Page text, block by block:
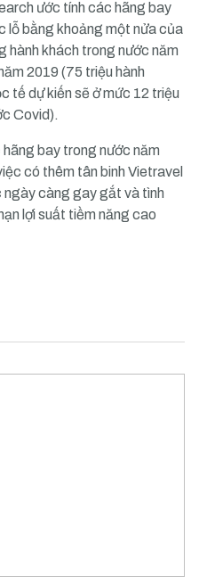
ước tính các hãng bay
lỗ bằng khoảng một nửa của
hành khách trong nước năm
2019 (75 triệu hành
tế dự kiến sẽ ở mức 12 triệu
Covid).
bay trong nước năm
có thêm tân binh Vietravel
ngày càng gay gắt và tình
lợi suất tiềm năng cao